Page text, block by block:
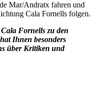
Mar/Andratx fahren und
Cala Fornells folgen.
Fornells zu den
Ihnen besonders
über Kritiken und